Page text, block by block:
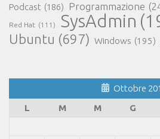
Podcast (186) Programmazione
Red Hat (111) SysAdmin
Ubuntu (697) Windows (195)
Ottobre
L
M M G